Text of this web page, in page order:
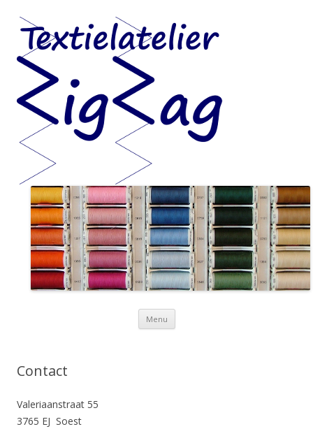
Menu Ga naar de inhoud
Contact
Valeriaanstraat 55
3765 EJ Soest